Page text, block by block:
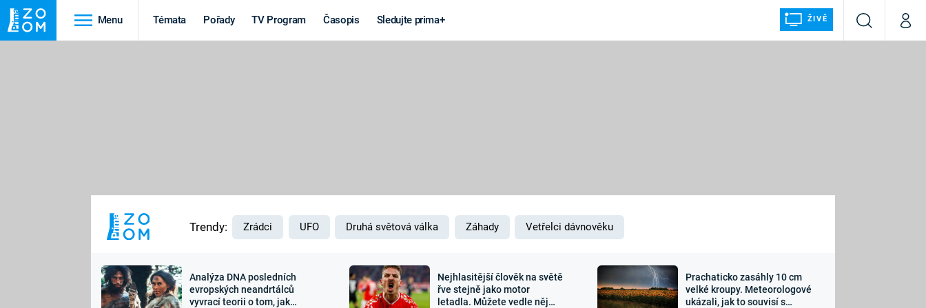
Menu Témata Pořady TV Program Časopis Sledujte prima+ ŽIVĚ
VyhledáváníMůj
MARS
Výročí
Záhady a
Zajímavosti Sledujte nás
Trendy: Zrádci UFO Druhá světová válka Záhady Vetřelci dávnověku
Analýza DNA posledních
evropských neandrtálců
vyvrací teorii o tom, jak
Nejhlasitější člověk na světě
řve stejně jako motor
letadla. Můžete vedle něj
Prachaticko zasáhly 10 cm
velké kroupy. Meteorologové
ukázali, jak to souvisí s